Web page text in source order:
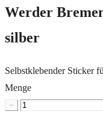
Werder
silber
Selbstklebender Sticker
Menge
−